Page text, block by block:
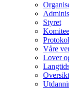
Styret
Våre
Lover